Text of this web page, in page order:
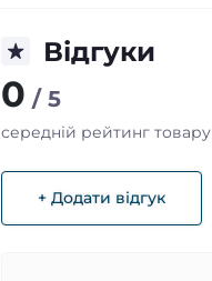
Відгуки
0 / 5
середній рейтинг товару
+ Додати відгук